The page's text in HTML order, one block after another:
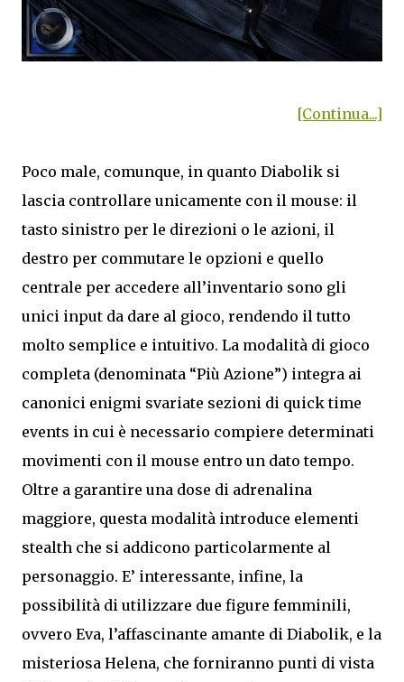
[Continua...]
Poco male, comunque, in quanto Diabolik si
lascia controllare unicamente con il mouse: il
tasto sinistro per le direzioni o le azioni, il
destro per commutare le opzioni e quello
centrale per accedere all’inventario sono gli
unici input da dare al gioco, rendendo il tutto
molto semplice e intuitivo. La modalità di gioco
completa (denominata “Più Azione”) integra ai
canonici enigmi svariate sezioni di quick time
events in cui è necessario compiere determinati
movimenti con il mouse entro un dato tempo.
Oltre a garantire una dose di adrenalina
maggiore, questa modalità introduce elementi
stealth che si addicono particolarmente al
personaggio. E’ interessante, infine, la
possibilità di utilizzare due figure femminili,
ovvero Eva, l’affascinante amante di Diabolik, e la
misteriosa Helena, che forniranno punti di vista